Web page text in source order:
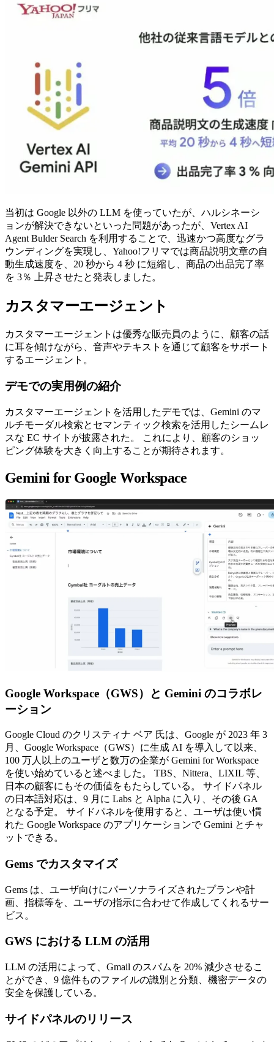
当初は Google 以外の LLM を使っていたが、ハルシネーシ
ョンが解決できないといった問題があったが、Vertex AI
Agent Bulder Search を利用することで、迅速かつ高度なグラ
ウンディングを実現し、Yahoo!フリマでは商品説明文章の自
動生成速度を、20 秒から 4 秒 に短縮し、商品の出品完了率
を 3％ 上昇させたと発表しました。
カスタマーエージェント
カスタマーエージェントは優秀な販売員のように、顧客の話
に耳を傾けながら、音声やテキストを通じて顧客をサポート
するエージェント。
デモでの実用例の紹介
カスタマーエージェントを活用したデモでは、Gemini のマ
ルチモーダル検索とセマンティック検索を活用したシームレ
スな EC サイトが披露された。 これにより、顧客のショッ
ピング体験を大きく向上することが期待されます。
Gemini for Google Workspace
Google Workspace（GWS）と Gemini のコラボレ
ーション
Google Cloud のクリスティナ ベア 氏は、Google が 2023 年 3
月、Google Workspace（GWS）に生成 AI を導入して以来、
100 万人以上のユーザと数万の企業が Gemini for Workspace
を使い始めていると述べました。 TBS、Nittera、LIXIL 等、
日本の顧客にもその価値をもたらしている。 サイドパネル
の日本語対応は、9 月に Labs と Alpha に入り、その後 GA
となる予定。 サイドパネルを使用すると、ユーザは使い慣
れた Google Workspace のアプリケーションで Gemini とチャ
ットできる。
Gems でカスタマイズ
Gems は、ユーザ向けにパーソナライズされたプランや計
画、指標等を、ユーザの指示に合わせて作成してくれるサー
ビス。
GWS における LLM の活用
LLM の活用によって、Gmail のスパムを 20% 減少させるこ
とができ、9 億件ものファイルの識別と分類、機密データの
安全を保護している。
サイドパネルのリリース